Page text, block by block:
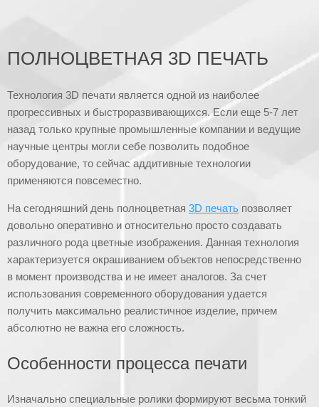
ПОЛНОЦВЕТНАЯ 3D ПЕЧАТЬ
Технология 3D печати является одной из наиболее
прогрессивных и быстроразвивающихся. Если еще 5-7 лет
назад только крупные промышленные компании и ведущие
научные центры могли себе позволить подобное
оборудование, то сейчас аддитивные технологии
применяются повсеместно.
На сегодняшний день полноцветная 3D печать позволяет
довольно оперативно и относительно просто создавать
различного рода цветные изображения. Данная технология
характеризуется окрашиванием объектов непосредственно
в момент производства и не имеет аналогов. За счет
использования современного оборудования удается
получить максимально реалистичное изделие, причем
абсолютно не важна его сложность.
Особенности процесса печати
Изначально специальные ролики формируют весьма тонкий